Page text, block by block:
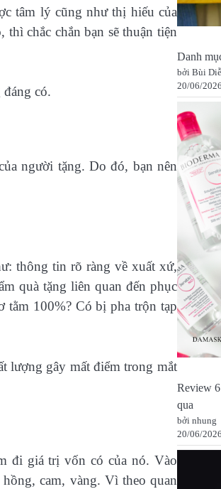
tâm lý cũng như thị hiếu của
chắc chắn bạn sẽ thuận tiện
đáng có.
người tặng. Do đó, bạn nên
thông tin rõ ràng về xuất xứ,
quà tặng liên quan đến phục
tằm 100%? Có bị pha trộn tạp
lượng gây mất điểm trong mắt
đi giá trị vốn có của nó. Vào
cam, vàng. Vì theo quan
Danh
bởi Bùi
20/06/2026
Review
qua
bởi nhung
20/06/2026